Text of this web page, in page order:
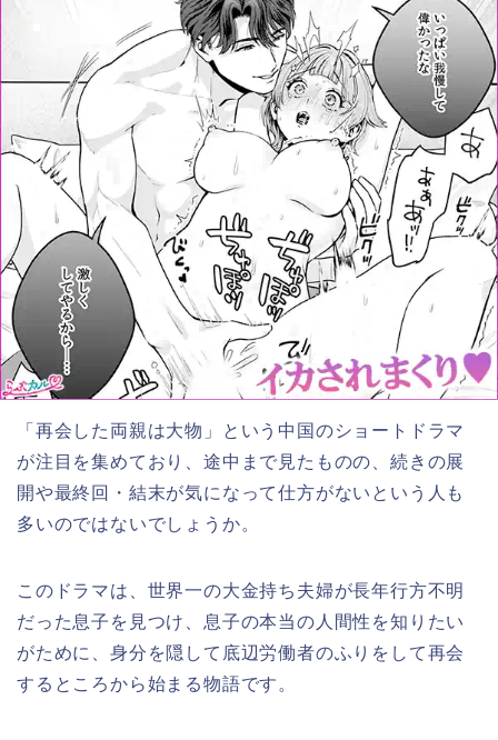
「再会した両親は大物」
という中国のショートドラマ
が注目を集めており、途中まで見たものの、続きの展
開や最終回・結末が気になって仕方がないという人も
多いのではないでしょうか。
このドラマは、世界一の大金持ち夫婦が長年行方不明
だった息子を見つけ、息子の本当の人間性を知りたい
がために、身分を隠して底辺労働者のふりをして再会
するところから始まる物語です。